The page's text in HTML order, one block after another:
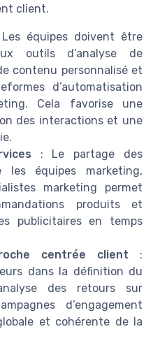
client.
équipes doivent être
outils d’analyse de
contenu personnalisé et
d’automatisation
Cela favorise une
des interactions et une
: Le partage des
les équipes marketing,
marketing permet
produits et
publicitaires en temps
centrée client :
dans la définition du
des retours sur
d’engagement
et cohérente de la